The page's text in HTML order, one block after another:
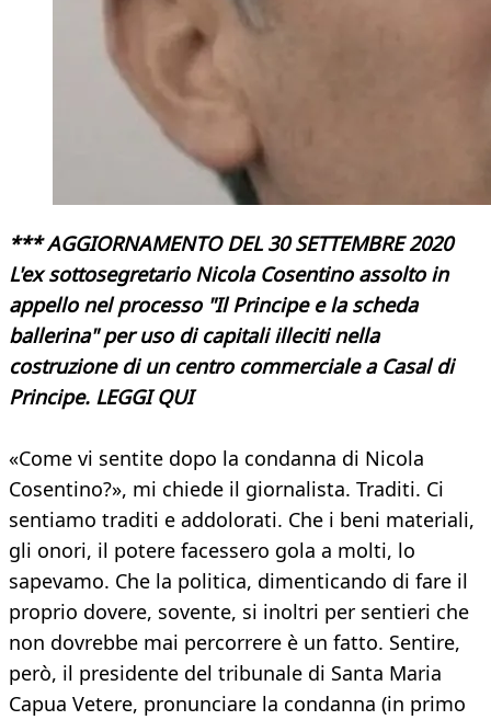
*** AGGIORNAMENTO DEL 30 SETTEMBRE 2020
L'ex sottosegretario Nicola Cosentino assolto in
appello nel processo "Il Principe e la scheda
ballerina" per uso di capitali illeciti nella
costruzione di un centro commerciale a Casal di
Principe. LEGGI QUI
«Come vi sentite dopo la condanna di Nicola
Cosentino?», mi chiede il giornalista. Traditi. Ci
sentiamo traditi e addolorati. Che i beni materiali,
gli onori, il potere facessero gola a molti, lo
sapevamo. Che la politica, dimenticando di fare il
proprio dovere, sovente, si inoltri per sentieri che
non dovrebbe mai percorrere è un fatto. Sentire,
però, il presidente del tribunale di Santa Maria
Capua Vetere, pronunciare la condanna (in primo